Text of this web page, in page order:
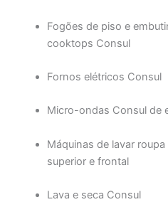
Fogões de piso e
cooktops Consul
Fornos elétricos Consul
Micro-ondas Consul de
Máquinas de lavar
superior e frontal
Lava e seca Consul